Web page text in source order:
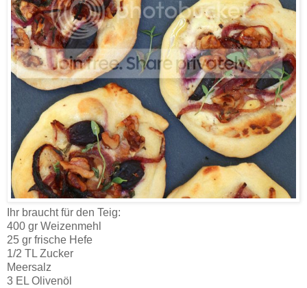
Ihr braucht für den Teig:
400 gr Weizenmehl
25 gr frische Hefe
1/2 TL Zucker
Meersalz
3 EL Olivenöl